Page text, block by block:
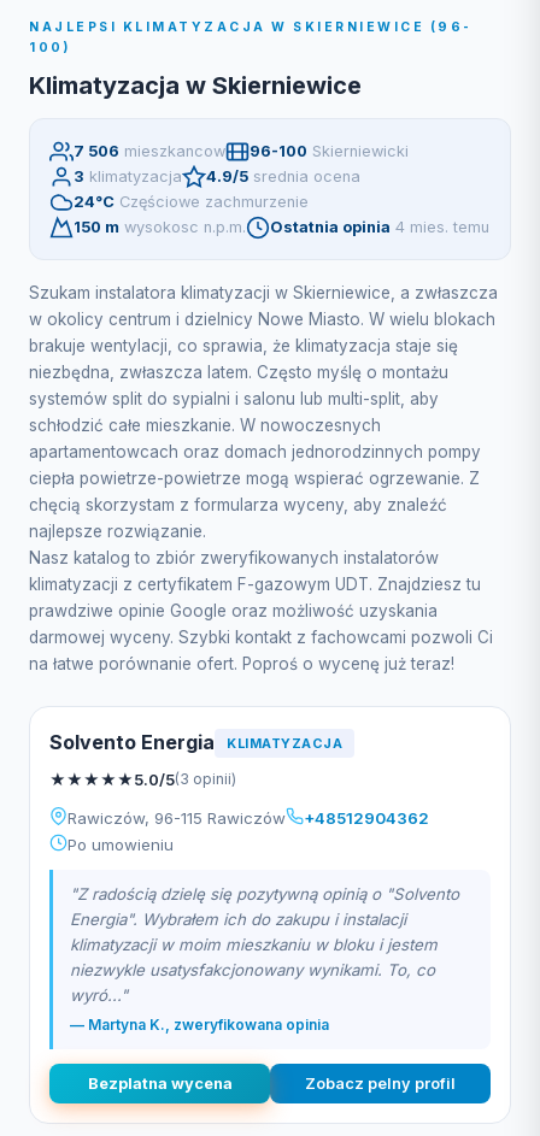
NAJLEPSI KLIMATYZACJA W SKIERNIEWICE (96-
100)
Klimatyzacja w Skierniewice
7 506 mieszkancow 96-100 Skierniewicki
3 klimatyzacja 4.9/5 srednia ocena
24°C Częściowe zachmurzenie
150 m wysokosc n.p.m. Ostatnia opinia 4 mies. temu
Szukam instalatora klimatyzacji w Skierniewice, a zwłaszcza
w okolicy centrum i dzielnicy Nowe Miasto. W wielu blokach
brakuje wentylacji, co sprawia, że klimatyzacja staje się
niezbędna, zwłaszcza latem. Często myślę o montażu
systemów split do sypialni i salonu lub multi-split, aby
schłodzić całe mieszkanie. W nowoczesnych
apartamentowcach oraz domach jednorodzinnych pompy
ciepła powietrze-powietrze mogą wspierać ogrzewanie. Z
chęcią skorzystam z formularza wyceny, aby znaleźć
najlepsze rozwiązanie.
Nasz katalog to zbiór zweryfikowanych instalatorów
klimatyzacji z certyfikatem F-gazowym UDT. Znajdziesz tu
prawdziwe opinie Google oraz możliwość uzyskania
darmowej wyceny. Szybki kontakt z fachowcami pozwoli Ci
na łatwe porównanie ofert. Poproś o wycenę już teraz!
Solvento Energia KLIMATYZACJA
★★★★★5.0/5(3 opinii)
Rawiczów, 96-115 Rawiczów
+48512904362
Po umowieniu
"Z radością dzielę się pozytywną opinią o "Solvento
Energia". Wybrałem ich do zakupu i instalacji
klimatyzacji w moim mieszkaniu w bloku i jestem
niezwykle usatysfakcjonowany wynikami. To, co
wyró..."
— Martyna K., zweryfikowana opinia
Bezplatna wycena Zobacz pelny profil